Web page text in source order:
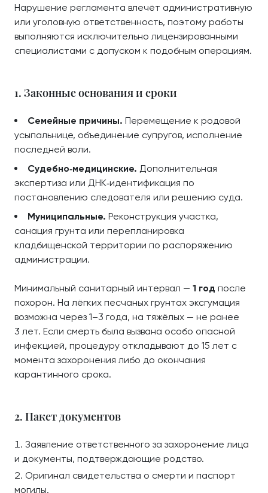
Нарушение регламента влечёт административную
или уголовную ответственность, поэтому работы
выполняются исключительно лицензированными
специалистами с допуском к подобным операциям.
1. Законные основания и сроки
Семейные причины. Перемещение к родовой
усыпальнице, объединение супругов, исполнение
последней воли.
Судебно‑медицинские. Дополнительная
экспертиза или ДНК‑идентификация по
постановлению следователя или решению суда.
Муниципальные. Реконструкция участка,
санация грунта или перепланировка
кладбищенской территории по распоряжению
администрации.
Минимальный санитарный интервал — 1 год после
похорон. На лёгких песчаных грунтах эксгумация
возможна через 1–3 года, на тяжёлых — не ранее
3 лет. Если смерть была вызвана особо опасной
инфекцией, процедуру откладывают до 15 лет с
момента захоронения либо до окончания
карантинного срока.
2. Пакет документов
Заявление ответственного за захоронение лица
и документы, подтверждающие родство.
Оригинал свидетельства о смерти и паспорт
могилы.